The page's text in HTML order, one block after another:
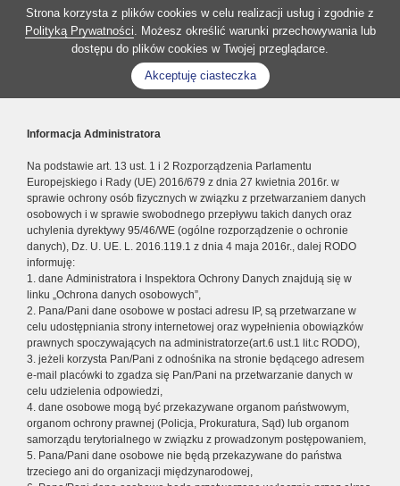
Strona korzysta z plików cookies w celu realizacji usług i zgodnie z
Polityką Prywatności. Możesz określić warunki przechowywania lub
dostępu do plików cookies w Twojej przeglądarce.
Akceptuję ciasteczka
Informacja Administratora
Na podstawie art. 13 ust. 1 i 2 Rozporządzenia Parlamentu
Europejskiego i Rady (UE) 2016/679 z dnia 27 kwietnia 2016r. w
sprawie ochrony osób fizycznych w związku z przetwarzaniem danych
osobowych i w sprawie swobodnego przepływu takich danych oraz
uchylenia dyrektywy 95/46/WE (ogólne rozporządzenie o ochronie
danych), Dz. U. UE. L. 2016.119.1 z dnia 4 maja 2016r., dalej RODO
informuję:
1. dane Administratora i Inspektora Ochrony Danych znajdują się w
linku „Ochrona danych osobowych”,
2. Pana/Pani dane osobowe w postaci adresu IP, są przetwarzane w
celu udostępniania strony internetowej oraz wypełnienia obowiązków
prawnych spoczywających na administratorze(art.6 ust.1 lit.c RODO),
3. jeżeli korzysta Pan/Pani z odnośnika na stronie będącego adresem
e-mail placówki to zgadza się Pan/Pani na przetwarzanie danych w
celu udzielenia odpowiedzi,
4. dane osobowe mogą być przekazywane organom państwowym,
organom ochrony prawnej (Policja, Prokuratura, Sąd) lub organom
samorządu terytorialnego w związku z prowadzonym postępowaniem,
5. Pana/Pani dane osobowe nie będą przekazywane do państwa
trzeciego ani do organizacji międzynarodowej,